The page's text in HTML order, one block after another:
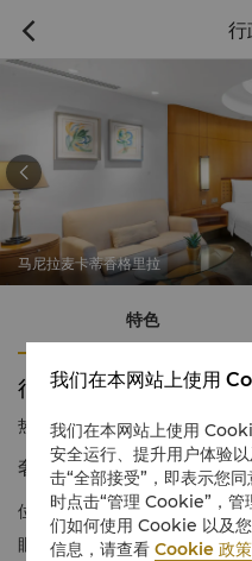
 行
马尼拉麦卡蒂香格里拉

特色
行政客房
热线电话 1 866 565 5050
奢华空间
位于麦卡蒂香格里拉酒店独立
眼望去，金融中心繁华的景致尽
我们在本网站上使用
我们在本网站上使用
安全运行、提升用户体验
击“全部接受”，即表示您
时点击“管理 Cookie”，
们如何使用 Cookie 以及
信息，请查看Cookie 政策